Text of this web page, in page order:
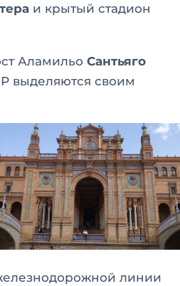
и крытый стадион
Аламильо Сантьяго
выделяются своим
линии